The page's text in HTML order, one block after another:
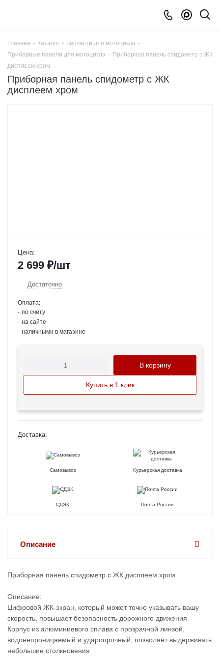
Главная - Каталог - Запчасти для мотоцикла -
Приборные панели для мотоцикла - Приборная панель спидометр с ЖК
дисплеем хром
Приборная панель спидометр с ЖК
дисплеем хром
Цена:
2 699 ₽/шт
Достаточно
Оплата:
по счету
на сайте
наличными в магазине
В корзину
Купить в 1 клик
Доставка:
Самовывоз Курьерская доставка
СДЭК Почта России
Описание
Приборная панель спидометр с ЖК дисплеем хром
Описание:
Цифровой ЖК-экран, который может точно указывать вашу
скорость, повышает безопасность дорожного движения
Корпус из алюминиевого сплава с прозрачной линзой,
водонепроницаемый и ударопрочный, позволяет выдерживать
небольшие столкновения